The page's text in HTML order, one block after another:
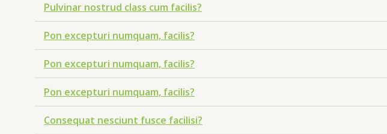
Pulvinar nostrud class cum facilis?
Pon excepturi numquam, facilis?
Pon excepturi numquam, facilis?
Pon excepturi numquam, facilis?
Consequat nesciunt fusce facilisi?